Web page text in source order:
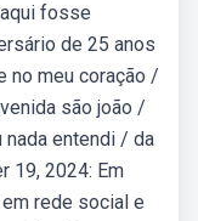
fosse
de 25 anos
no meu coração /
são joão /
nada entendi / da
19, 2024: Em
rede social e